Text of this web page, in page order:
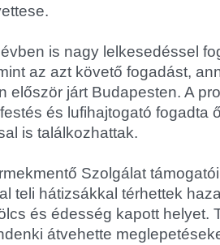
is nagy lelkesedéssel
az azt követő fogadást,
először járt Budapesten. A
és lufihajtogató fogadta
is találkozhattak.
Szolgálat
teli hátizsákkal térhettek
és édesség kapott helyet.
átvehette